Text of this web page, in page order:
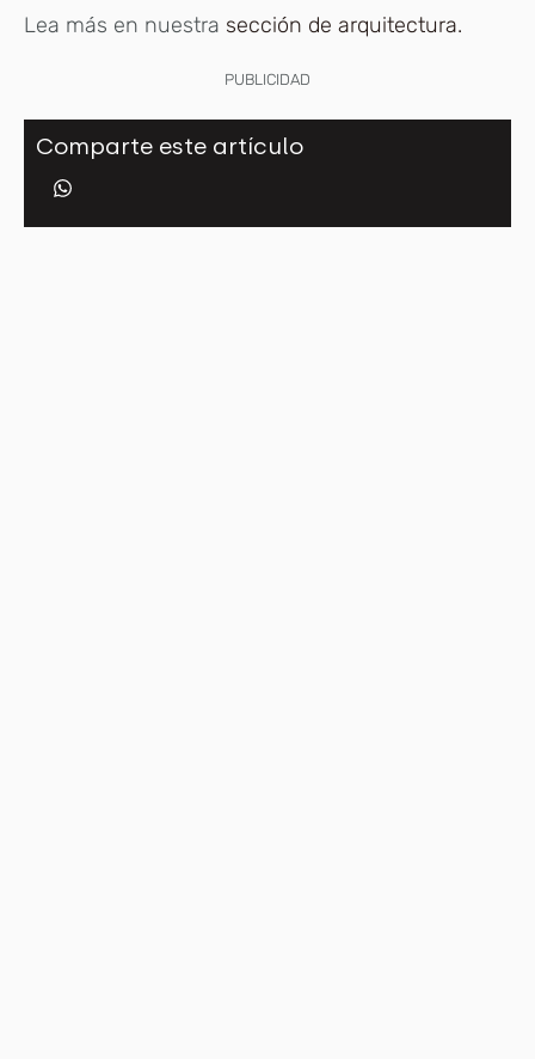
Lea más en nuestra sección de arquitectura.
PUBLICIDAD
Comparte este artículo